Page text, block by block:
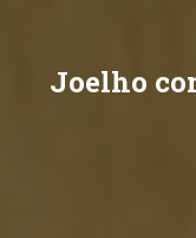
Joelho